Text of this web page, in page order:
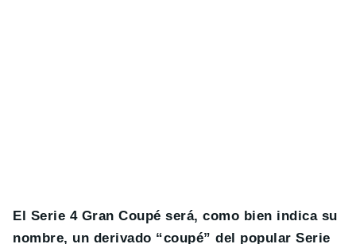
El Serie 4 Gran Coupé será, como bien indica su
nombre, un derivado “coupé” del popular Serie